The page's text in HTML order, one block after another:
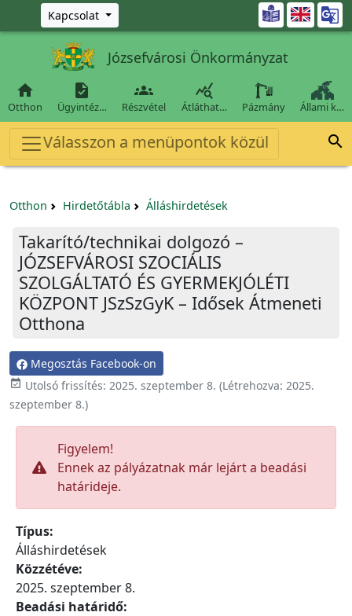
Ugrás a fő tartalomra
Kapcsolat 
Józsefvárosi Önkormányzat

Otthon

Ügyintéz…

Részvétel

Átláthat… Pázmány Állami k…
Válasszon a menüpontok közül 
Otthon Hirdetőtábla Álláshirdetések
Takarító/technikai dolgozó –
JÓZSEFVÁROSI SZOCIÁLIS
SZOLGÁLTATÓ ÉS GYERMEKJÓLÉTI
KÖZPONT JSzSzGyK – Idősek Átmeneti
Otthona
Megosztás Facebook-on
 Utolsó frissítés: 2025. szeptember 8. (Létrehozva: 2025.
szeptember 8.)
Figyelem!
Ennek az pályázatnak már lejárt a beadási
határideje.
Típus:
Álláshirdetések
Közzétéve:
2025. szeptember 8.
Beadási határidő: